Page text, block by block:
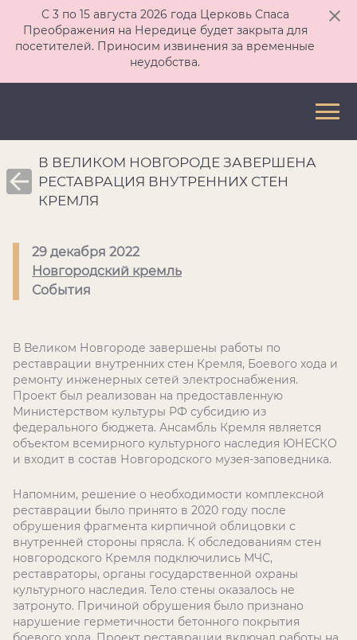
С 3 по 15 августа 2026 года Церковь Спаса
Преображения на Нередице будет закрыта для
посетителей. Приносим извинения за временные
неудобства.
В ВЕЛИКОМ НОВГОРОДЕ ЗАВЕРШЕНА
РЕСТАВРАЦИЯ ВНУТРЕННИХ СТЕН
КРЕМЛЯ
29 декабря 2022
Новгородский кремль
События
В Великом Новгороде завершены работы по
реставрации внутренних стен Кремля, Боевого хода и
ремонту инженерных сетей электроснабжения.
Проект был реализован на предоставленную
Министерством культуры РФ субсидию из
федерального бюджета. Ансамбль Кремля является
объектом всемирного культурного наследия ЮНЕСКО
и входит в состав Новгородского музея-заповедника.
Напомним, решение о необходимости комплексной
реставрации было принято в 2020 году после
обрушения фрагмента кирпичной облицовки с
внутренней стороны прясла. К обследованиям стен
новгородского Кремля подключились МЧС,
реставраторы, органы государственной охраны
культурного наследия. Тело стены оказалось не
затронуто. Причиной обрушения было признано
нарушение герметичности бетонного покрытия